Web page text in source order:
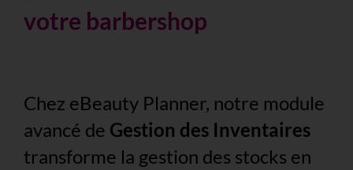
votre barbershop
Chez eBeauty Planner, notre module
avancé de Gestion des Inventaires
transforme la gestion des stocks en